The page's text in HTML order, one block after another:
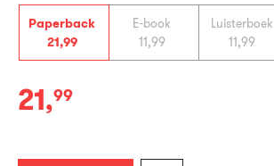
Paperback
21,99
E-book
11,99
Luisterboek
11,99
Paperback:
21,99